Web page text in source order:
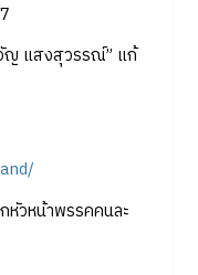
ญ แสงสุวรรณ์” แก้
หัวหน้าพรรคคนละ